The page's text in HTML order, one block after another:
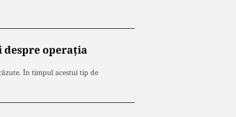
despre operația
În timpul acestui tip de